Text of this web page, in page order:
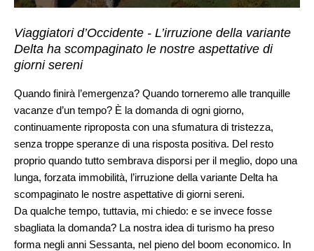
Viaggiatori d’Occidente - L’irruzione della variante
Delta ha scompaginato le nostre aspettative di
giorni sereni
Quando finirà l’emergenza? Quando torneremo alle tranquille
vacanze d’un tempo? È la domanda di ogni giorno,
continuamente riproposta con una sfumatura di tristezza,
senza troppe speranze di una risposta positiva. Del resto
proprio quando tutto sembrava disporsi per il meglio, dopo una
lunga, forzata immobilità, l’irruzione della variante Delta ha
scompaginato le nostre aspettative di giorni sereni.
Da qualche tempo, tuttavia, mi chiedo: e se invece fosse
sbagliata la domanda? La nostra idea di turismo ha preso
forma negli anni Sessanta, nel pieno del boom economico. In